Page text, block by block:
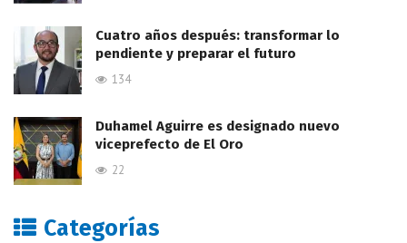
Cuatro años después: transformar lo
pendiente y preparar el futuro
134
Duhamel Aguirre es designado nuevo
viceprefecto de El Oro
22
Categorías